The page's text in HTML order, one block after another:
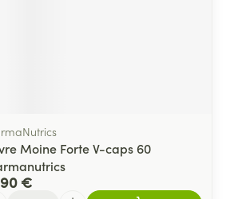
Moine Forte V-caps 60
€